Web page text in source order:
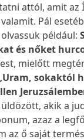
attól, amit az
Pál
például:
és nőket
mielőtt
sokaktól
akik a
azaz a
az ő saját